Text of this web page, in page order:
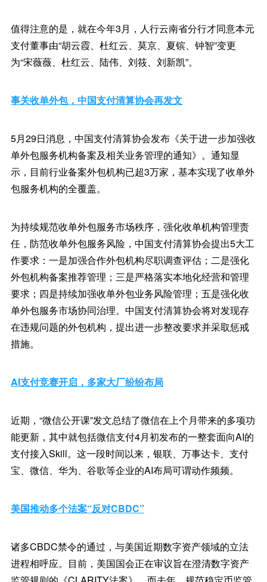
值得注意的是，就在今年3月，人行云南省分行才同意本元
支付董事由“胡云霞、杜红云、莫京、夏镔、钟智”变更
为“宋薇薇、杜红云、陆伟、刘筱、刘新凯”。
事关收单外包，中国支付清算协会再发文
5月29日消息，中国支付清算协会发布《关于进一步加强收
单外包服务机构备案及相关业务管理的通知》。通知显
示，目前行业备案外包机构已超3万家，基本实现了收单外
包服务机构的全覆盖。
为持续规范收单外包服务市场秩序，强化收单机构管理责
任，防范收单外包服务风险，中国支付清算协会提出5大工
作要求：一是加强合作外包机构尽职调查评估；二是强化
外包机构备案推荐管理；三是严格落实本地化经营和管理
要求；四是持续加强收单外包业务风险管理；五是强化收
单外包服务市场协同治理。中国支付清算协会将对发现存
在违规问题的外包机构，提出进一步整改要求并采取惩戒
措施。
AI支付竞赛开启，多家大厂纷纷布局
近期，“微信公开课”发文总结了微信在上个月带来的多项功
能更新，其中就包括微信支付4月初发布的一整套面向AI的
支付接入Skill。这一段时间以来，银联、万事达卡、支付
宝、微信、华为、谷歌等企业的AI布局可谓动作频频。
美国推动多个法案“反对CBDC”
诸多CBDC禁令的通过，与美国近期数字资产领域的立法
进程相呼应。目前，美国国会正在审议旨在澄清数字资产